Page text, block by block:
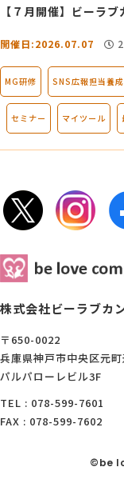
【７月開催】ビーラ
開催日:2026.07.07
MG研修 SNS広報担当養
セミナー マイツール
株式会社ビーラブカ
〒650-0022
兵庫県神戸市中央区元
パルパローレビル3F
TEL : 078-599-7601
FAX : 078-599-7602
©be